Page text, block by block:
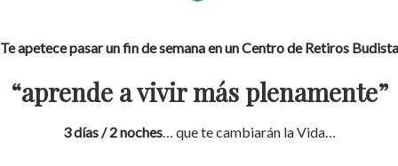
apetece pasar un fin de semana en un Centro de Retiros
“aprende a vivir más plenamente”
3 días / 2 noches… que te cambiarán la Vida…